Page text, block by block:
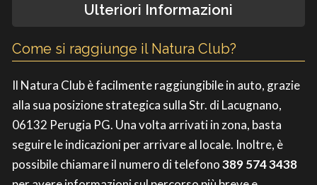
Ulteriori Informazioni
Come si raggiunge il Natura Club?
Il Natura Club è facilmente raggiungibile in auto, grazie
alla sua posizione strategica sulla Str. di Lacugnano,
06132 Perugia PG. Una volta arrivati in zona, basta
seguire le indicazioni per arrivare al locale. Inoltre, è
possibile chiamare il numero di telefono389 574 3438